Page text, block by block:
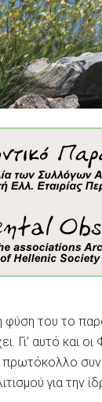
του το
Γι’ αυτό και
για την